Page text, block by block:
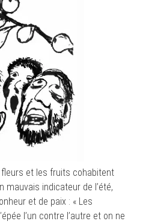
et les fruits cohabitent
mauvais indicateur de l’été,
et de paix : « Les
l’un contre l’autre et on ne